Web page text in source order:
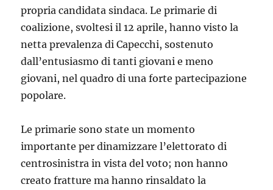
propria candidata sindaca. Le primarie di
coalizione, svoltesi il 12 aprile, hanno visto la
netta prevalenza di Capecchi, sostenuto
dall’entusiasmo di tanti giovani e meno
giovani, nel quadro di una forte partecipazione
popolare.
Le primarie sono state un momento
importante per dinamizzare l’elettorato di
centrosinistra in vista del voto; non hanno
creato fratture ma hanno rinsaldato la